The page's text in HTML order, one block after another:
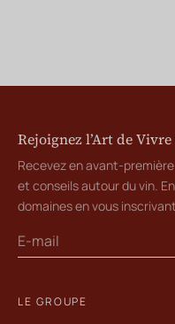
Rejoignez l’Art de
Recevez en avant-
et conseils autour du vin.
domaines en vous
LE GROUPE